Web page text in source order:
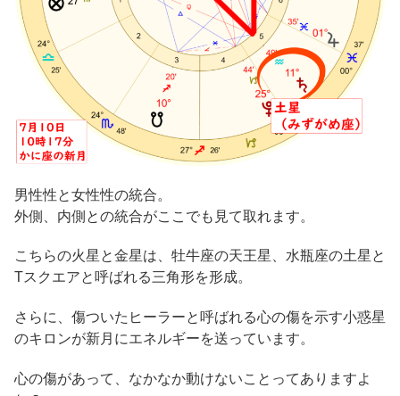
男性性と女性性の統合。
外側、内側との統合がここでも見て取れます。
こちらの火星と金星は、牡牛座の天王星、水瓶座の土星と
Tスクエアと呼ばれる三角形を形成。
さらに、傷ついたヒーラーと呼ばれる心の傷を示す小惑星
のキロンが新月にエネルギーを送っています。
心の傷があって、なかなか動けないことってありますよ